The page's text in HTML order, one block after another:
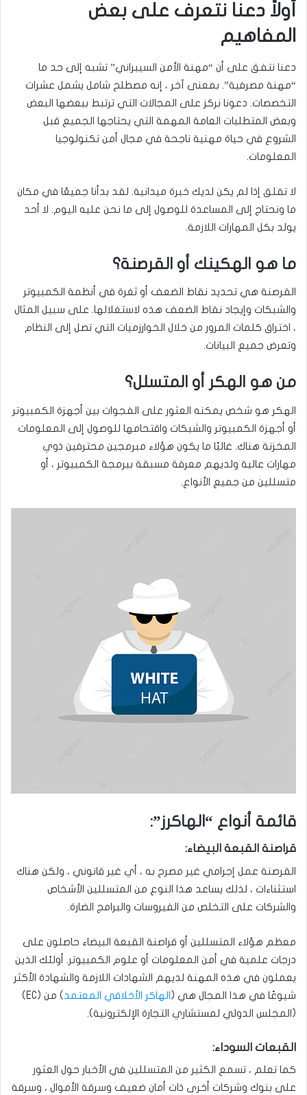
أولاً دعنا نتعرف على بعض
المفاهيم
دعنا نتفق على أن “مهنة الأمن السيبراني” تشبه إلى حد ما
“مهنة مصرفية”. بمعنى آخر ، إنه مصطلح شامل يشمل عشرات
التخصصات. دعونا نركز على المجالات التي ترتبط ببعضها البعض
وبعض المتطلبات العامة المهمة التي يحتاجها الجميع قبل
الشروع في حياة مهنية ناجحة في مجال أمن تكنولوجيا
المعلومات.
لا تقلق إذا لم يكن لديك خبرة ميدانية. لقد بدأنا جميعًا في مكان
ما ونحتاج إلى المساعدة للوصول إلى ما نحن عليه اليوم. لا أحد
يولد بكل المهارات اللازمة.
ما هو الهكينك أو القرصنة؟
القرصنة هي تحديد نقاط الضعف أو ثغرة في أنظمة الكمبيوتر
والشبكات وإيجاد نقاط الضعف هذه لاستغلالها. على سبيل المثال
، اختراق كلمات المرور من خلال الخوارزميات التي تصل إلى النظام
وتعرض جميع البيانات.
من هو الهكر أو المتسلل؟
الهكر هو شخص يمكنه العثور على الفجوات بين أجهزة الكمبيوتر
أو أجهزة الكمبيوتر والشبكات واقتحامها للوصول إلى المعلومات
المخزنة هناك. غالبًا ما يكون هؤلاء مبرمجين محترفين ذوي
مهارات عالية ولديهم معرفة مسبقة ببرمجة الكمبيوتر ، أو
متسللين من جميع الأنواع.
قائمة أنواع “الهاكرز”:
قراصنة القبعة البيضاء:
القرصنة عمل إجرامي غير مصرح به ، أي غير قانوني ، ولكن هناك
استثناءات ، لذلك يساعد هذا النوع من المتسللين الأشخاص
والشركات على التخلص من الفيروسات والبرامج الضارة.
معظم هؤلاء المتسللين أو قراصنة القبعة البيضاء حاصلون على
درجات علمية في أمن المعلومات أو علوم الكمبيوتر. أولئك الذين
يعملون في هذه المهنة لديهم الشهادات اللازمة والشهادة الأكثر
شيوعًا في هذا المجال هي ( الهاكر الأخلاقي المعتمد
) من (EC)
(المجلس الدولي لمستشاري التجارة الإلكترونية).
القبعات السوداء:
كما تعلم ، تسمع الكثير من المتسللين في الأخبار حول العثور
على بنوك وشركات أخرى ذات أمان ضعيف وسرقة الأموال ، وسرقة